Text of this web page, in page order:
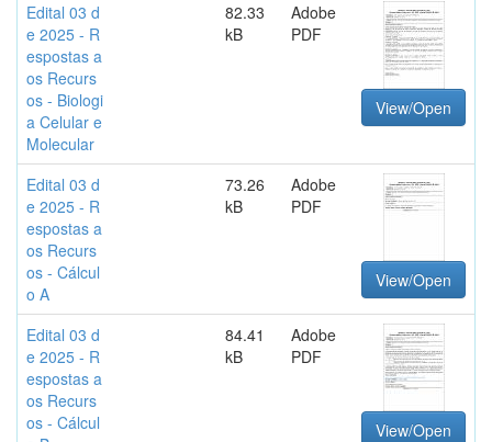
Edital 03 d
e 2025 - R
espostas a
os Recurs
os - Biologi
a Celular e
Molecular
82.33
kB
Adobe
PDF
View/Open
Edital 03 d
e 2025 - R
espostas a
os Recurs
os - Cálcul
o A
73.26
kB
Adobe
PDF
View/Open
Edital 03 d
e 2025 - R
espostas a
os Recurs
os - Cálcul
84.41
kB
Adobe
PDF
View/Open